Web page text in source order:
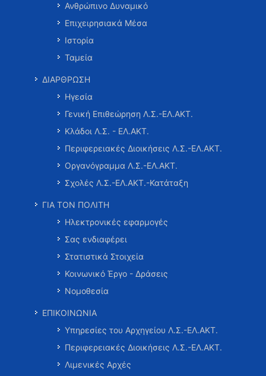
Ανθρώπινο Δυναμικό
Επιχειρησιακά Μέσα
Ιστορία
Ταμεία
ΔΙΑΡΘΡΩΣΗ
Ηγεσία
Γενική Επιθεώρηση Λ.Σ.-ΕΛ.ΑΚΤ.
Κλάδοι Λ.Σ. - ΕΛ.ΑΚΤ.
Περιφερειακές Διοικήσεις Λ.Σ.-ΕΛ.ΑΚΤ.
Οργανόγραμμα Λ.Σ.-ΕΛ.ΑΚΤ.
Σχολές Λ.Σ.-ΕΛ.ΑΚΤ.-Κατάταξη
ΓΙΑ ΤΟΝ ΠΟΛΙΤΗ
Ηλεκτρονικές εφαρμογές
Σας ενδιαφέρει
Στατιστικά Στοιχεία
Κοινωνικό Έργο - Δράσεις
Νομοθεσία
ΕΠΙΚΟΙΝΩΝΙΑ
Υπηρεσίες του Αρχηγείου Λ.Σ.-ΕΛ.ΑΚΤ.
Περιφερειακές Διοικήσεις Λ.Σ.-ΕΛ.ΑΚΤ.
Λιμενικές Αρχές